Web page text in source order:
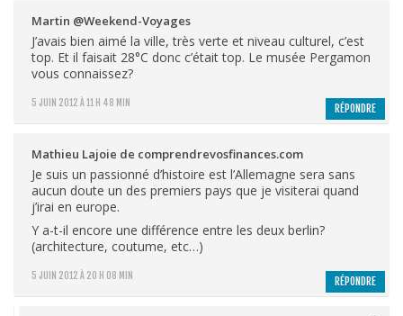
Martin @Weekend-Voyages
5 JUIN 2012 À 11 H 48 MIN
J’avais bien aimé la ville, très verte et niveau culturel, c’est
top. Et il faisait 28°C donc c’était top. Le musée Pergamon
vous connaissez?
RÉPONDRE
Mathieu Lajoie de comprendrevosfinances.com
5 JUIN 2012 À 20 H 08 MIN
Je suis un passionné d’histoire est l’Allemagne sera sans
aucun doute un des premiers pays que je visiterai quand
j’irai en europe.
Y a-t-il encore une différence entre les deux berlin?
(architecture, coutume, etc…)
RÉPONDRE